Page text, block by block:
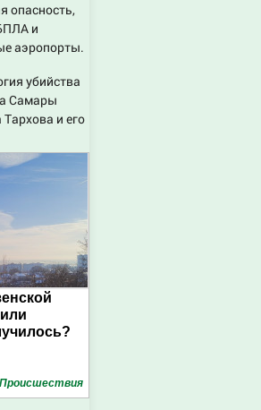
речь
опасность,
и
аэропорты.
этому часу
убийства
Самары
Тархова и его
фактов,
Проиcшествия